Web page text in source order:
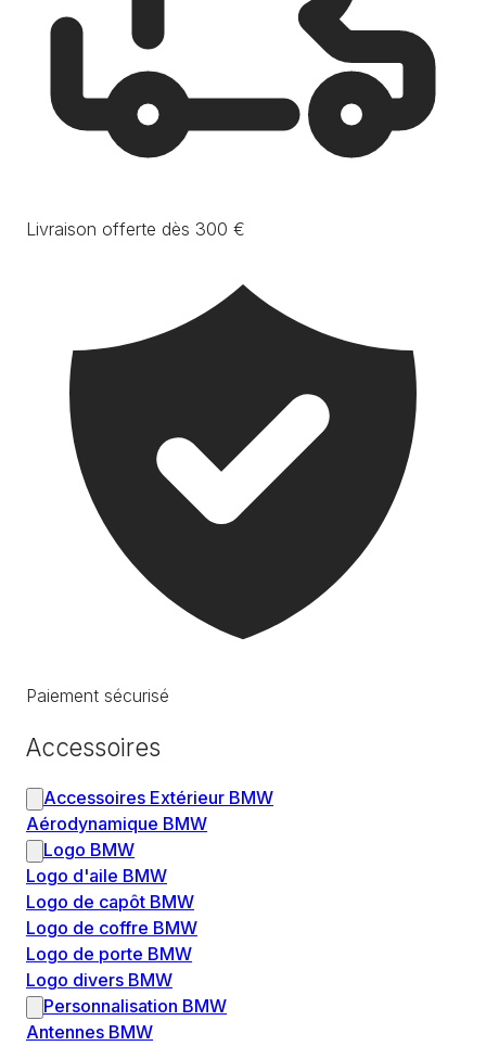
Livraison offerte dès 300 €
Paiement sécurisé
Accessoires
Accessoires Extérieur BMW
Aérodynamique BMW
Logo BMW
Logo d'aile BMW
Logo de capôt BMW
Logo de coffre BMW
Logo de porte BMW
Logo divers BMW
Personnalisation BMW
Antennes BMW